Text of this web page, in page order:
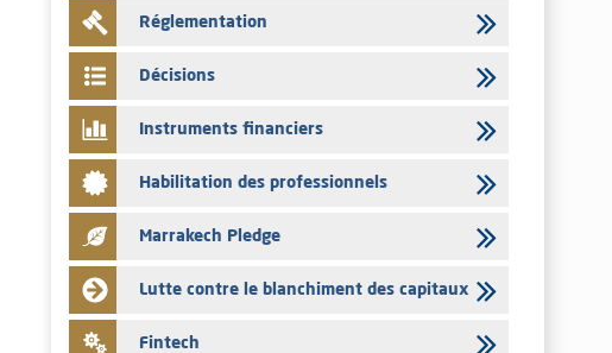
L’AMMC met sur son site internet les publications réalisées
par les émetteurs en date du 4 août 2026
03/08/2026
relatif au programme d'émission de certificats de dépôt
03/08/2026
L’AMMC met sur son site internet les publications réalisées
par les émetteurs en date du 3 août 2026
03/08/2026
Liste des agréments et visas d'OPCVM accordés par l'AMMC
pour le mois de juillet 2026
Réglementation
Décisions
Instruments financiers
Habilitation des professionnels
Marrakech Pledge
Lutte contre le blanchiment des capitaux
Fintech